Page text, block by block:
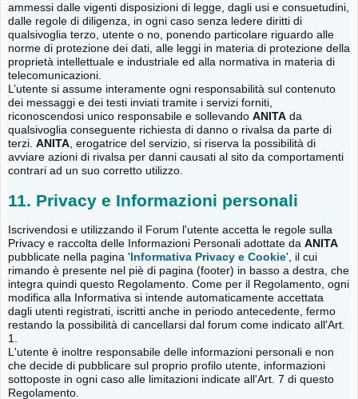
ammessi dalle vigenti disposizioni di legge, dagli usi e consuetudini,
dalle regole di diligenza, in ogni caso senza ledere diritti di
qualsivoglia terzo, utente o no, ponendo particolare riguardo alle
norme di protezione dei dati, alle leggi in materia di protezione della
proprietà intellettuale e industriale ed alla normativa in materia di
telecomunicazioni.
L’utente si assume interamente ogni responsabilità sul contenuto
dei messaggi e dei testi inviati tramite i servizi forniti,
riconoscendosi unico responsabile e sollevando ANITA da
qualsivoglia conseguente richiesta di danno o rivalsa da parte di
terzi. ANITA, erogatrice del servizio, si riserva la possibilità di
avviare azioni di rivalsa per danni causati al sito da comportamenti
contrari ad un suo corretto utilizzo.
11. Privacy e Informazioni personali
Iscrivendosi e utilizzando il Forum l'utente accetta le regole sulla
Privacy e raccolta delle Informazioni Personali adottate da ANITA
pubblicate nella pagina ' Informativa Privacy e Cookie', il cui
rimando è presente nel piè di pagina (footer) in basso a destra, che
integra quindi questo Regolamento. Come per il Regolamento, ogni
modifica alla Informativa si intende automaticamente accettata
dagli utenti registrati, iscritti anche in periodo antecedente, fermo
restando la possibilità di cancellarsi dal forum come indicato all'Art.
1.
L'utente è inoltre responsabile delle informazioni personali e non
che decide di pubblicare sul proprio profilo utente, informazioni
sottoposte in ogni caso alle limitazioni indicate all'Art. 7 di questo
Regolamento.